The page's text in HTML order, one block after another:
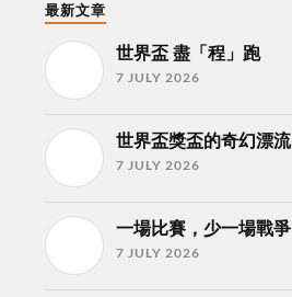
最新文章
世界盃 盡「程」跑
7 JULY 2026
世界盃獎盃的奇幻漂流
7 JULY 2026
一場比賽，少一場戰爭
7 JULY 2026